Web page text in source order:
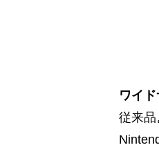
ワイ
従来品